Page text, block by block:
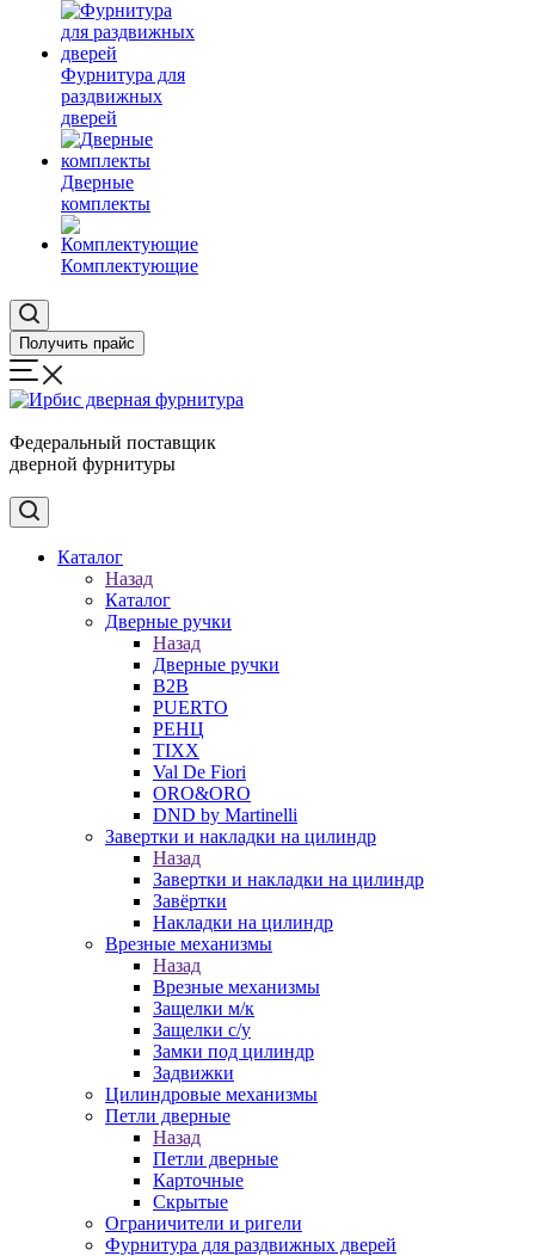
Фурнитура для
раздвижных
дверей
Дверные
комплекты
Комплектующие
Получить прайс
Федеральный поставщик
дверной фурнитуры
Каталог
Назад
Каталог
Дверные ручки
Назад
Дверные ручки
B2B
PUERTO
РЕНЦ
TIXX
Val De Fiori
ORO&ORO
DND by Martinelli
Завертки и накладки на цилиндр
Назад
Завертки и накладки на цилиндр
Завёртки
Накладки на цилиндр
Врезные механизмы
Назад
Врезные механизмы
Защелки м/к
Защелки с/у
Замки под цилиндр
Задвижки
Цилиндровые механизмы
Петли дверные
Назад
Петли дверные
Карточные
Скрытые
Ограничители и ригели
Фурнитура для раздвижных дверей